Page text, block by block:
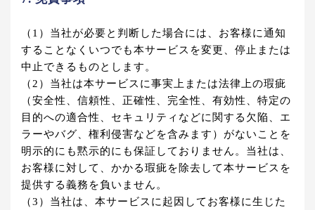
（1）当社が必要と判断した場合には、お客様に通知
することなくいつでも本サービスを変更、停止または
中止できるものとします。
（2）当社は本サービスに事実上または法律上の瑕疵
（安全性、信頼性、正確性、完全性、有効性、特定の
目的への適合性、セキュリティなどに関する欠陥、エ
ラーやバグ、権利侵害などを含みます）がないことを
明示的にも黙示的にも保証しておりません。当社は、
お客様に対して、かかる瑕疵を除去して本サービスを
提供する義務を負いません。
（3）当社は、本サービスに起因してお客様に生じた